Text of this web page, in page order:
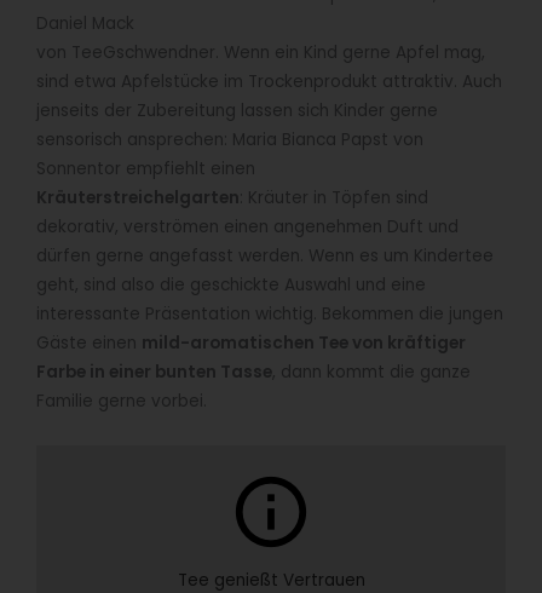
Daniel Mack
von TeeGschwendner. Wenn ein Kind gerne Apfel mag,
sind etwa Apfelstücke im Trockenprodukt attraktiv. Auch
jenseits der Zubereitung lassen sich Kinder gerne
sensorisch ansprechen: Maria Bianca Papst von
Sonnentor empfiehlt einen
Kräuterstreichelgarten : Kräuter in Töpfen sind
dekorativ, verströmen einen angenehmen Duft und
dürfen gerne angefasst werden. Wenn es um Kindertee
geht, sind also die geschickte Auswahl und eine
interessante Präsentation wichtig. Bekommen die jungen
Gäste einen mild-aromatischen Tee von kräftiger
Farbe in einer bunten Tasse, dann kommt die ganze
Familie gerne vorbei.
info
Tee genießt Vertrauen